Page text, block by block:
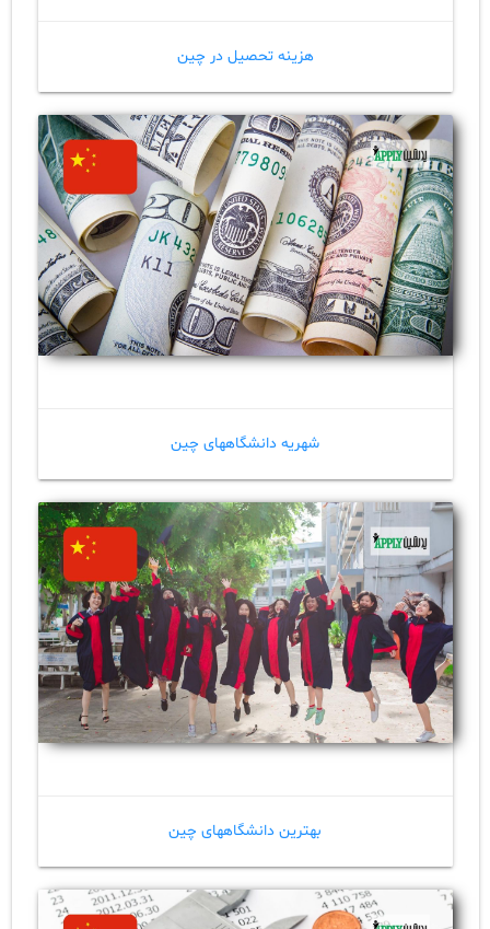
هزینه تحصیل در چین
شهریه دانشگاههای چین
بهترین دانشگاههای چین